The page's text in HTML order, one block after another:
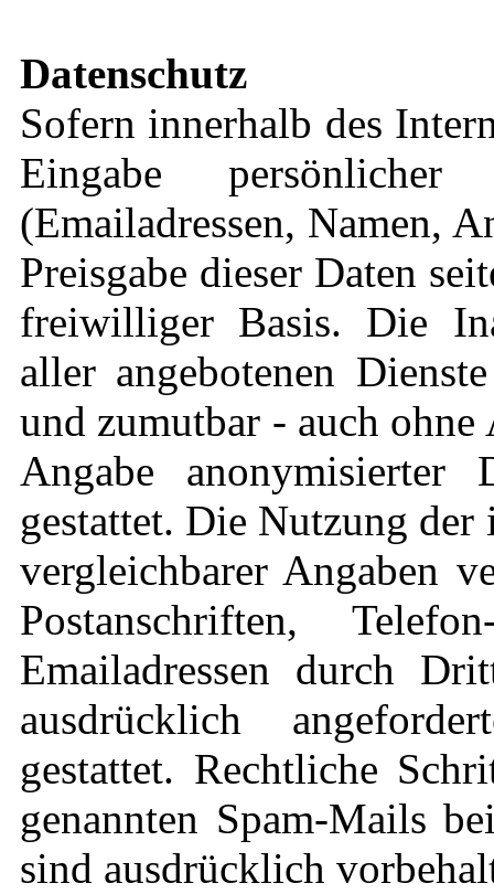
Datenschutz
Sofern innerhalb des
Eingabe
(Emailadressen, Namen,
Preisgabe dieser Daten
freiwilliger Basis. Die
aller angebotenen
und zumutbar - auch
Angabe anonymisierter
gestattet. Die Nutzung der
vergleichbarer Angaben
Postanschriften,
Emailadressen durch
ausdrücklich
gestattet. Rechtliche
genannten Spam-Mails
sind ausdrücklich